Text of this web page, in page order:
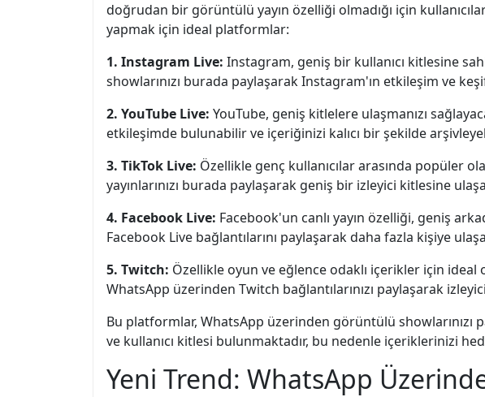
doğrudan bir görüntülü yayın özelliği olmadığı için
yapmak için ideal platformlar:
1. Instagram Live: Instagram, geniş bir kullanıcı kitlesine
showlarınızı burada paylaşarak Instagram'ın etkileşim ve
2. YouTube Live: YouTube, geniş kitlelere ulaşmanızı
etkileşimde bulunabilir ve içeriğinizi kalıcı bir şekilde
3. TikTok Live: Özellikle genç kullanıcılar arasında popüler
yayınlarınızı burada paylaşarak geniş bir izleyici kitlesine
4. Facebook Live: Facebook'un canlı yayın özelliği, geniş
Facebook Live bağlantılarını paylaşarak daha fazla kişiye
5. Twitch: Özellikle oyun ve eğlence odaklı içerikler için ideal
WhatsApp üzerinden Twitch bağlantılarınızı paylaşarak
Bu platformlar, WhatsApp üzerinden görüntülü
ve kullanıcı kitlesi bulunmaktadır, bu nedenle içeriklerinizi
Yeni Trend: WhatsApp